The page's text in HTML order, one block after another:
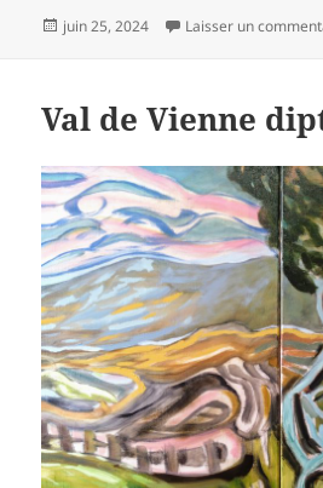
Publié
juin 25, 2024 Laisser un
Val de Vienne